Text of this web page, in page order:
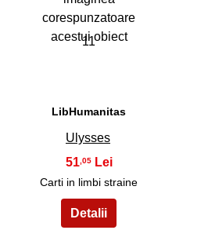
11
LibHumanitas
Ulysses
51 ,05
Carti in limbi straine